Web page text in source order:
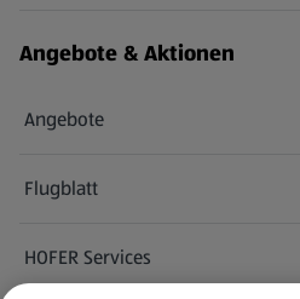
Angebote & Aktionen
Angebote
Flugblatt
HOFER Services